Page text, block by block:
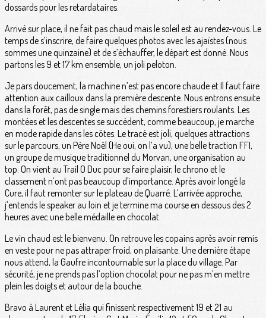
dossards pour les retardataires.
Arrivé sur place, il ne fait pas chaud mais le soleil est au rendez-vous. Le
temps de s’inscrire, de faire quelques photos avec les ajaïstes (nous
sommes une quinzaine) et de s’échauffer, le départ est donné. Nous
partons les 9 et 17 km ensemble, un joli peloton.
Je pars doucement, la machine n’est pas encore chaude et Il faut faire
attention aux cailloux dans la première descente. Nous entrons ensuite
dans la forêt, pas de single mais des chemins forestiers roulants. Les
montées et les descentes se succèdent, comme beaucoup, je marche
en mode rapide dans les côtes. Le tracé est joli, quelques attractions
sur le parcours, un Père Noël (He oui, on l’a vu), une belle traction FFI,
un groupe de musique traditionnel du Morvan, une organisation au
top. On vient au Trail O Duc pour se faire plaisir, le chrono et le
classement n’ont pas beaucoup d’importance. Après avoir longé la
Cure, il faut remonter sur le plateau de Quarré. L’arrivée approche,
j’entends le speaker au loin et je termine ma course en dessous des 2
heures avec une belle médaille en chocolat.
Le vin chaud est le bienvenu. On retrouve les copains après avoir remis
en veste pour ne pas attraper froid, on plaisante. Une dernière étape
nous attend, la Gaufre incontournable sur la place du village. Par
sécurité, je ne prends pas l’option chocolat pour ne pas m’en mettre
plein les doigts et autour de la bouche.
Bravo à Laurent et Lélia qui finissent respectivement 19 et 21 au